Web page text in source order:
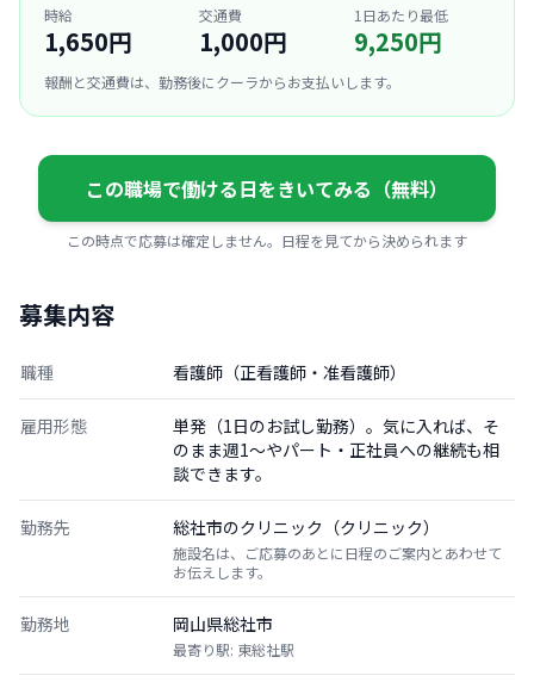
時給
1,650円
交通費
1,000円
1日あたり最低
9,250円
報酬と交通費は、勤務後にクーラからお支払いします。
この職場で働ける日をきいてみる（無料）
この時点で応募は確定しません。日程を見てから決められます
募集内容
職種 看護師（正看護師・准看護師）
雇用形態
単発（1日のお試し勤務）。気に入れば、そ
のまま週1〜やパート・正社員への継続も相
談できます。
勤務先 総社市のクリニック（クリニック）
施設名は、ご応募のあとに日程のご案内とあわせて
お伝えします。
勤務地 岡山県総社市
最寄り駅: 東総社駅